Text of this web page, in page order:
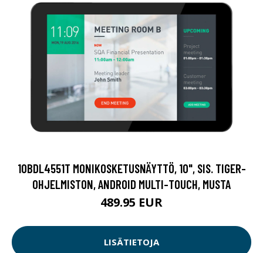
10BDL4551T MONIKOSKETUSNÄYTTÖ, 10", SIS. TIGER-
OHJELMISTON, ANDROID MULTI-TOUCH, MUSTA
489.95 EUR
LISÄTIETOJA